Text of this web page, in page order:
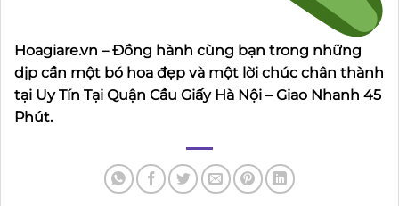
Hoagiare.vn – Đồng hành cùng bạn trong những
dịp cần một bó hoa đẹp và một lời chúc chân thành
tại Uy Tín Tại Quận Cầu Giấy Hà Nội – Giao Nhanh 45
Phút.